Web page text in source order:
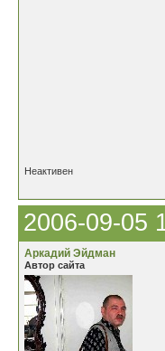
Неактивен
2006-09-05
Аркадий Эйдман
Автор сайта